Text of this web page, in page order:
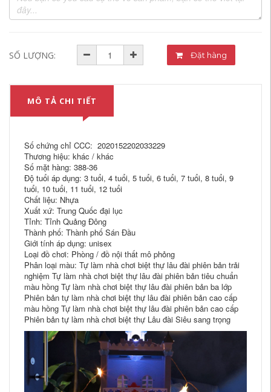
SỐ LƯỢNG: Đặt hàng
MÔ TẢ CHI TIẾT
Số chứng chỉ CCC: 2020152202033229
Thương hiệu: khác / khác
Số mặt hàng: 388-36
Độ tuổi áp dụng: 3 tuổi, 4 tuổi, 5 tuổi, 6 tuổi, 7 tuổi, 8 tuổi, 9
tuổi, 10 tuổi, 11 tuổi, 12 tuổi
Chất liệu: Nhựa
Xuất xứ: Trung Quốc đại lục
Tỉnh: Tỉnh Quảng Đông
Thành phố: Thành phố Sán Đầu
Giới tính áp dụng: unisex
Loại đồ chơi: Phòng / đồ nội thất mô phỏng
Phân loại màu: Tự làm nhà chơi biệt thự lâu đài phiên bản trải
nghiệm Tự làm nhà chơi biệt thự lâu đài phiên bản tiêu chuẩn
màu hồng Tự làm nhà chơi biệt thự lâu đài phiên bản ba lớp
Phiên bản tự làm nhà chơi biệt thự lâu đài phiên bản cao cấp
màu hồng Tự làm nhà chơi biệt thự lâu đài phiên bản cao cấp
Phiên bản tự làm nhà chơi biệt thự Lâu đài Siêu sang trọng